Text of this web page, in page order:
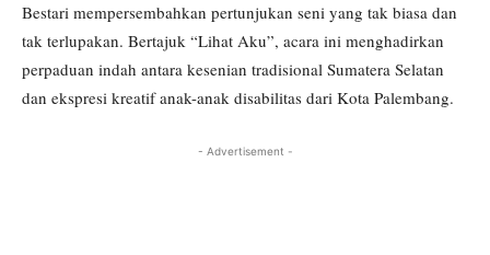
Bestari mempersembahkan pertunjukan seni yang tak biasa dan
tak terlupakan. Bertajuk “Lihat Aku”, acara ini menghadirkan
perpaduan indah antara kesenian tradisional Sumatera Selatan
dan ekspresi kreatif anak-anak disabilitas dari Kota Palembang.
- Advertisement -